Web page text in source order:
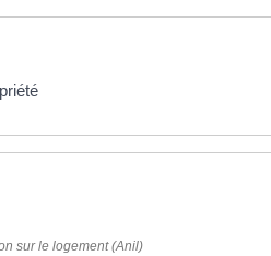
sur le logement (Anil)